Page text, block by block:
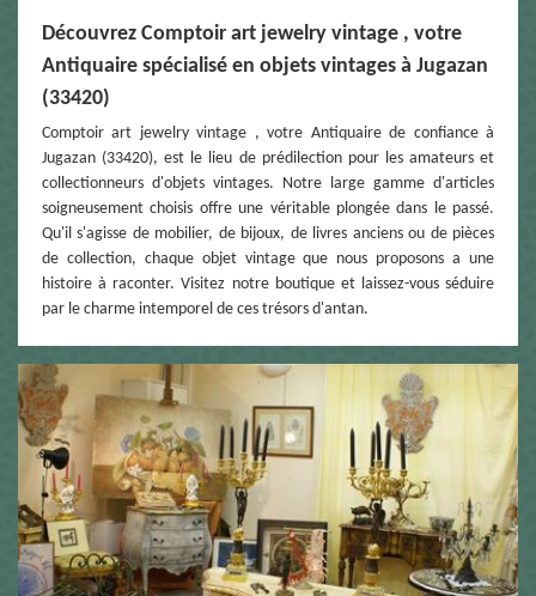
Découvrez Comptoir art jewelry vintage , votre
Antiquaire spécialisé en objets vintages à Jugazan
(33420)
Comptoir art jewelry vintage , votre Antiquaire de confiance à
Jugazan (33420), est le lieu de prédilection pour les amateurs et
collectionneurs d'objets vintages. Notre large gamme d'articles
soigneusement choisis offre une véritable plongée dans le passé.
Qu'il s'agisse de mobilier, de bijoux, de livres anciens ou de pièces
de collection, chaque objet vintage que nous proposons a une
histoire à raconter. Visitez notre boutique et laissez-vous séduire
par le charme intemporel de ces trésors d'antan.